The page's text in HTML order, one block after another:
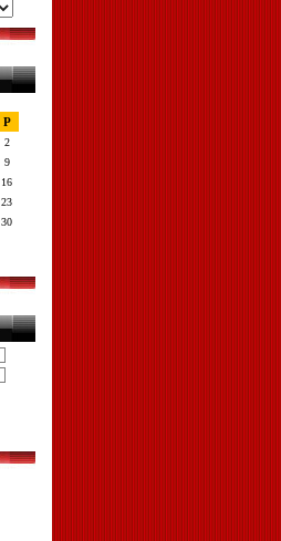
P
2
9
16
23
30